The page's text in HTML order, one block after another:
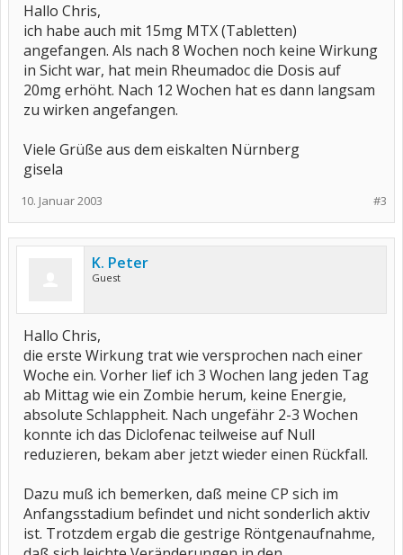
Hallo Chris,
ich habe auch mit 15mg MTX (Tabletten)
angefangen. Als nach 8 Wochen noch keine Wirkung
in Sicht war, hat mein Rheumadoc die Dosis auf
20mg erhöht. Nach 12 Wochen hat es dann langsam
zu wirken angefangen.
Viele Grüße aus dem eiskalten Nürnberg
gisela
#3
10. Januar 2003
K. Peter
Guest
Hallo Chris,
die erste Wirkung trat wie versprochen nach einer
Woche ein. Vorher lief ich 3 Wochen lang jeden Tag
ab Mittag wie ein Zombie herum, keine Energie,
absolute Schlappheit. Nach ungefähr 2-3 Wochen
konnte ich das Diclofenac teilweise auf Null
reduzieren, bekam aber jetzt wieder einen Rückfall.
Dazu muß ich bemerken, daß meine CP sich im
Anfangsstadium befindet und nicht sonderlich aktiv
ist. Trotzdem ergab die gestrige Röntgenaufnahme,